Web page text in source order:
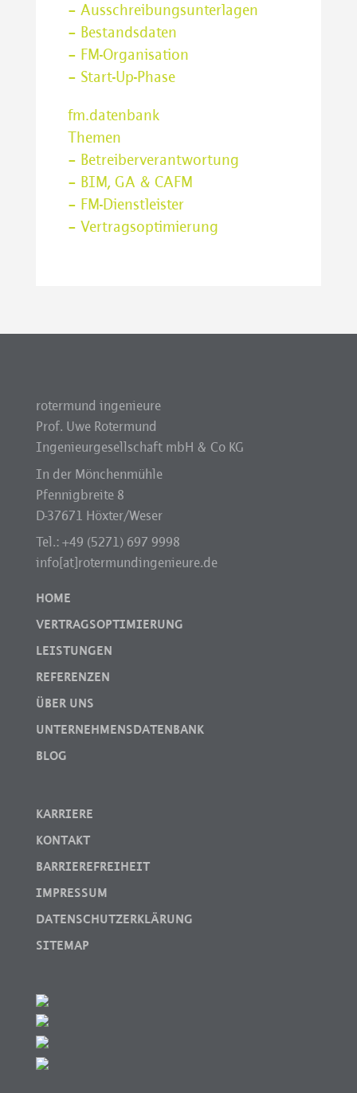
– Ausschreibungsunterlagen
– Bestandsdaten
– FM-Organisation
– Start-Up-Phase
fm.datenbank
Themen
– Betreiberverantwortung
– BIM, GA & CAFM
– FM-Dienstleister
– Vertragsoptimierung
rotermund ingenieure
Prof. Uwe Rotermund
Ingenieurgesellschaft mbH & Co KG
In der Mönchenmühle
Pfennigbreite 8
D-37671 Höxter/Weser
Tel.: +49 (5271) 697 9998
info[at]rotermundingenieure.de
HOME
VERTRAGSOPTIMIERUNG
LEISTUNGEN
REFERENZEN
ÜBER UNS
UNTERNEHMENSDATENBANK
BLOG
KARRIERE
KONTAKT
BARRIEREFREIHEIT
IMPRESSUM
DATENSCHUTZERKLÄRUNG
SITEMAP